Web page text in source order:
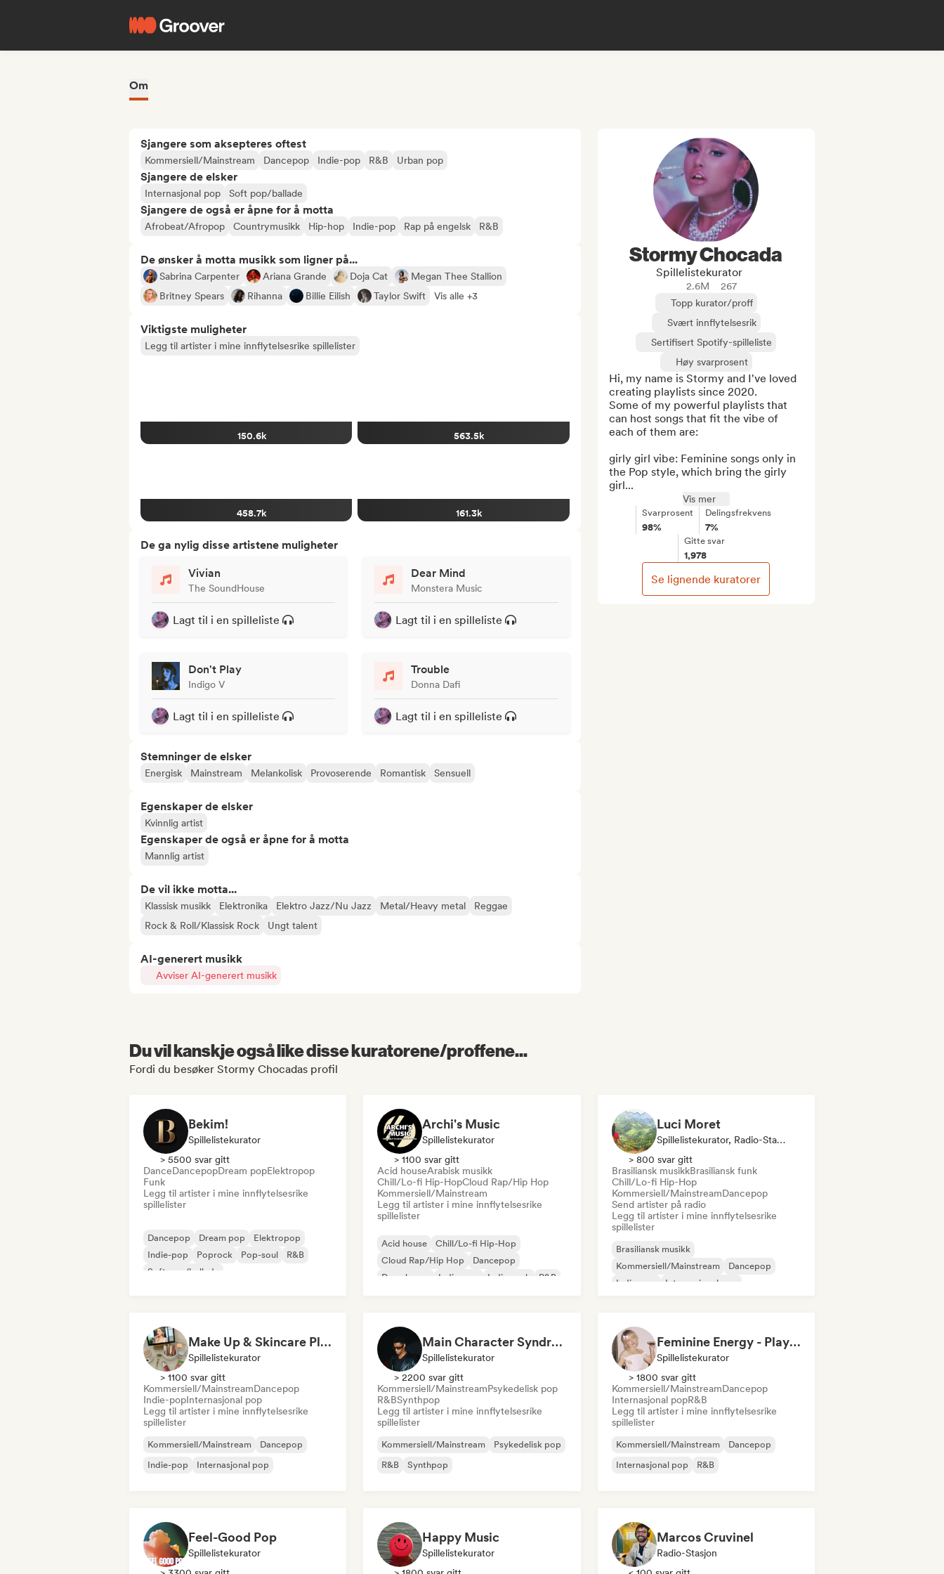
Om
Sjangere som aksepteres oftest
Kommersiell/Mainstream Dancepop Indie-pop R&B Urban pop
Sjangere de elsker
Internasjonal pop Soft pop/ballade
Sjangere de også er åpne for å motta
Afrobeat/Afropop Countrymusikk Hip-hop Indie-pop Rap på engelsk R&B
De ønsker å motta musikk som ligner på...
Sabrina Carpenter Ariana Grande Doja Cat
Megan Thee Stallion
Britney Spears
Rihanna Billie Eilish Taylor Swift Vis alle +3
Viktigste muligheter
Legg til artister i mine innflytelsesrike spillelister
150.6k 563.5k
458.7k 161.3k
De ga nylig disse artistene muligheter
Vivian
The SoundHouse
Lagt til i en spilleliste
Dear Mind
Monstera Music
Lagt til i en spilleliste
Don't Play
Indigo V
Lagt til i en spilleliste
Trouble
Donna Dafi
Lagt til i en spilleliste
Stemninger de elsker
Energisk Mainstream Melankolisk Provoserende Romantisk Sensuell
Egenskaper de elsker
Kvinnlig artist
Egenskaper de også er åpne for å motta
Mannlig artist
De vil ikke motta...
Klassisk musikk Elektronika Elektro Jazz/Nu Jazz Metal/Heavy metal
Reggae
Rock & Roll/Klassisk Rock
Ungt talent
AI-generert musikk
Avviser AI-generert musikk
Stormy Chocada
Spillelistekurator
2.6M
267
Topp kurator/proff
Svært innflytelsesrik
Sertifisert Spotify-spilleliste
Høy svarprosent
Hi, my name is Stormy and I've loved
creating playlists since 2020.
Some of my powerful playlists that
can host songs that fit the vibe of
each of them are:
girly girl vibe: Feminine songs only in
the Pop style, which bring the girly
girl...
Vis mer
Svarprosent
98%
Delingsfrekvens
7%
Gitte svar
1,978
Se lignende kuratorer
Du vil kanskje også like disse kuratorene/proffene...
Fordi du besøker Stormy Chocadas profil
Bekim!
Spillelistekurator
> 5500 svar gitt
DanceDancepopDream popElektropop
Funk
Legg til artister i mine innflytelsesrike
spillelister
Dancepop Dream pop
Elektropop
Indie-pop
Poprock Pop-soul
R&B
Soft pop/ballade
Archi's Music
Spillelistekurator
> 1100 svar gitt
Acid houseArabisk musikk
Chill/Lo-fi Hip-HopCloud Rap/Hip Hop
Kommersiell/Mainstream
Legg til artister i mine innflytelsesrike
spillelister
Acid house
Chill/Lo-fi Hip-Hop
Cloud Rap/Hip Hop
Dancepop
Deep house
Indie-pop Indie-rock R&B
Luci Moret
Spillelistekurator, Radio-Stasjon
> 800 svar gitt
Brasiliansk musikkBrasiliansk funk
Chill/Lo-fi Hip-Hop
Kommersiell/MainstreamDancepop
Send artister på radio
Legg til artister i mine innflytelsesrike
spillelister
Brasiliansk musikk
Kommersiell/Mainstream
Dancepop
Indie-pop
Internasjonal pop
Make Up & Skincare Playlist
Spillelistekurator
> 1100 svar gitt
Kommersiell/MainstreamDancepop
Indie-popInternasjonal pop
Legg til artister i mine innflytelsesrike
spillelister
Kommersiell/Mainstream
Dancepop
Indie-pop
Internasjonal pop
Main Character Syndrome
Spillelistekurator
> 2200 svar gitt
Kommersiell/MainstreamPsykedelisk pop
R&BSynthpop
Legg til artister i mine innflytelsesrike
spillelister
Kommersiell/Mainstream
Psykedelisk pop
R&B
Synthpop
Feminine Energy - Playlist
Spillelistekurator
> 1800 svar gitt
Kommersiell/MainstreamDancepop
Internasjonal popR&B
Legg til artister i mine innflytelsesrike
spillelister
Kommersiell/Mainstream
Dancepop
Internasjonal pop
R&B
Feel-Good Pop
Spillelistekurator
Happy Music
Spillelistekurator
Marcos Cruvinel
Radio-Stasjon